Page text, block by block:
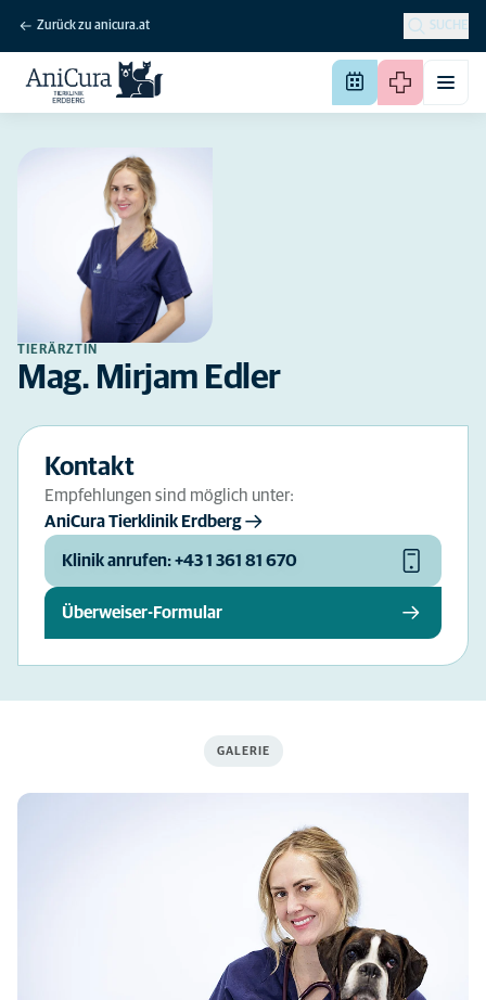
Zurück zu anicura.at SUCHE
TIERÄRZTIN
Mag. Mirjam Edler
Kontakt
Empfehlungen sind möglich unter:
AniCura Tierklinik Erdberg
Klinik anrufen: +43 1 361 81 670
Überweiser-Formular
GALERIE